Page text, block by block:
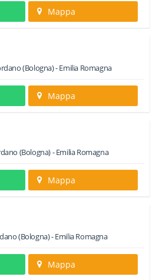
Mappa
(Bologna) -Emilia Romagna
Mappa
(Bologna) -Emilia Romagna
Mappa
(Bologna) -Emilia Romagna
Mappa